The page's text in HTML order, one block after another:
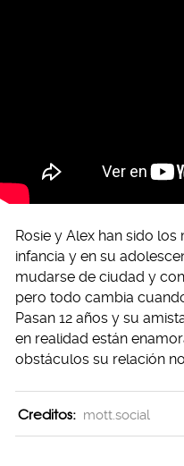
Rosie y Alex han sido
infancia y en su
mudarse de ciudad y
pero todo cambia
Pasan 12 años y su
en realidad están
obstáculos su relación
Creditos: mott.social